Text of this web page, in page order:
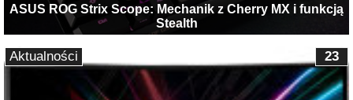
ASUS ROG Strix Scope: Mechanik z Cherry MX i funkcją
Stealth
23
Aktualności